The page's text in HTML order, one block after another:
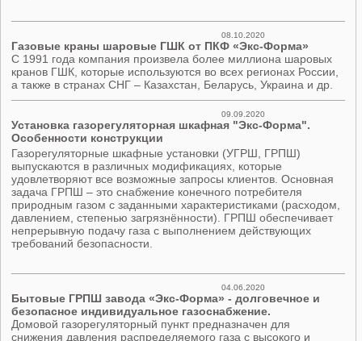
08.10.2020
Газовые краны шаровые ГШК от ПКФ «Экс-Форма»
С 1991 года компания произвела более миллиона шаровых
кранов ГШК, которые используются во всех регионах России,
а также в странах СНГ – Казахстан, Беларусь, Украина и др.
09.09.2020
Установка газорегуляторная шкафная "Экс-Форма".
Особенности конструкции
Газорегуляторные шкафные установки (УГРШ, ГРПШ)
выпускаются в различных модификациях, которые
удовлетворяют все возможные запросы клиентов. Основная
задача ГРПШ – это снабжение конечного потребителя
природным газом с заданными характеристиками (расходом,
давлением, степенью загрязнённости). ГРПШ обеспечивает
непрерывную подачу газа с выполнением действующих
требований безопасности.
04.06.2020
Бытовые ГРПШ завода «Экс-Форма» - долговечное и
безопасное индивидуальное газоснабжение.
Домовой газорегуляторный пункт предназначен для
снижения давления распределяемого газа с высокого и